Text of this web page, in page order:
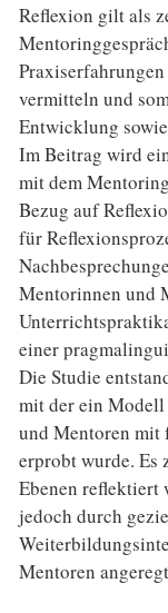
Reflexion gilt als
vermitteln und
Entwicklung
Im Beitrag wird
mit dem
Bezug auf
für
Mentorinnen und
einer
Die Studie
mit der ein
und Mentoren mit
erprobt wurde. Es
Ebenen reflektiert
jedoch durch
Mentoren